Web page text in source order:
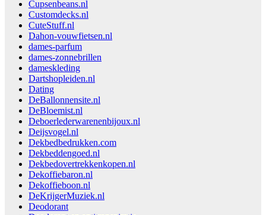
Cupsenbeans.nl
Customdecks.nl
CuteStuff.nl
Dahon-vouwfietsen.nl
dames-parfum
dames-zonnebrillen
dameskleding
Dartshopleiden.nl
Dating
DeBallonnensite.nl
DeBloemist.nl
Deboerlederwarenenbijoux.nl
Deijsvogel.nl
Dekbedbedrukken.com
Dekbeddengoed.nl
Dekbedovertrekkenkopen.nl
Dekoffiebaron.nl
Dekoffieboon.nl
DeKrijgerMuziek.nl
Deodorant